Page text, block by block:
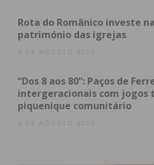
Eu li e concordo
condições
Rota do Românico investe
património das igrejas
5 DE AGOSTO 2026
“Dos 8 aos 80”: Paços de
intergeracionais com jogos
piquenique comunitário
5 DE AGOSTO 2026